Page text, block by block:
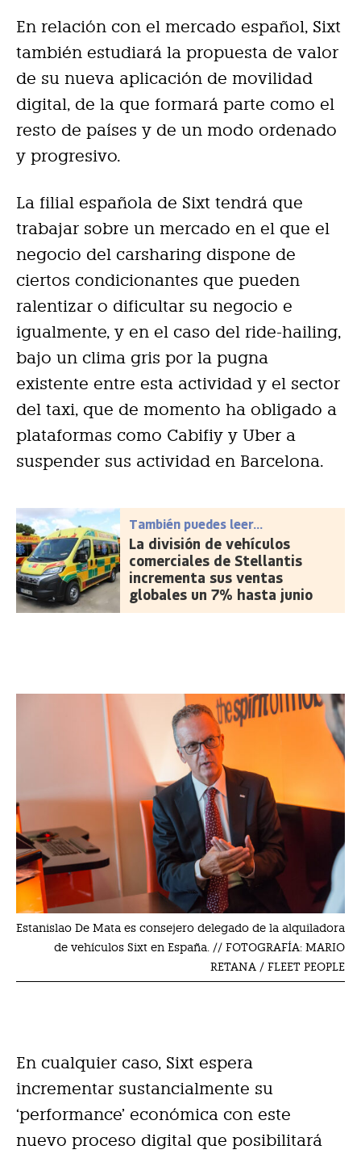
En relación con el mercado español, Sixt
también estudiará la propuesta de valor
de su nueva aplicación de movilidad
digital, de la que formará parte como el
resto de países y de un modo ordenado
y progresivo.
La filial española de Sixt tendrá que
trabajar sobre un mercado en el que el
negocio del carsharing dispone de
ciertos condicionantes que pueden
ralentizar o dificultar su negocio e
igualmente, y en el caso del ride-hailing,
bajo un clima gris por la pugna
existente entre esta actividad y el sector
del taxi, que de momento ha obligado a
plataformas como Cabifiy y Uber a
suspender sus actividad en Barcelona.
También puedes leer...
La división de vehículos
comerciales de Stellantis
incrementa sus ventas
globales un 7% hasta junio
Estanislao De Mata es consejero delegado de la alquiladora
de vehículos Sixt en España. // FOTOGRAFÍA: MARIO
RETANA / FLEET PEOPLE
En cualquier caso, Sixt espera
incrementar sustancialmente su
‘performance’ económica con este
nuevo proceso digital que posibilitará